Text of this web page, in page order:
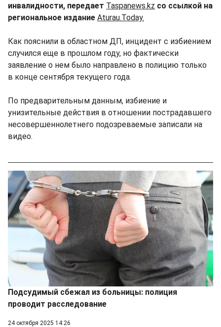
инвалидности, передает Taspanews.kz со ссылкой на
региональное издание Aturau.Today.
Как пояснили в областном ДП, инцидент с избиением
случился еще в прошлом году, но фактически
заявление о нем было направлено в полицию только
в конце сентября текущего года.
По предварительным данным, избиение и
унизительные действия в отношении пострадавшего
несовершеннолетнего подозреваемые записали на
видео.
Подсудимый сбежал из больницы: полиция
проводит расследование
24 октября 2025 14:26